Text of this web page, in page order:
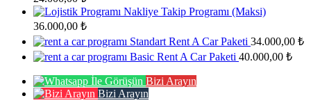
Nakliye Takip Programı (Maksi)
36.000,00 ₺
Standart Rent A Car Paketi 34.000,00 ₺
Basic Rent A Car Paketi 40.000,00 ₺
Bizi Arayın
Bizi Arayın